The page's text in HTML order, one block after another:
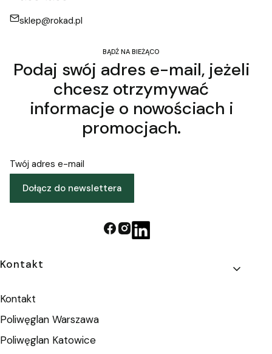
sklep@rokad.pl
BĄDŹ NA BIEŻĄCO
Podaj swój adres e-mail, jeżeli
chcesz otrzymywać
informacje o nowościach i
promocjach.
Twój adres e-mail
Dołącz do newslettera
Linki w stopce
Kontakt
Kontakt
Poliwęglan Warszawa
Poliwęglan Katowice